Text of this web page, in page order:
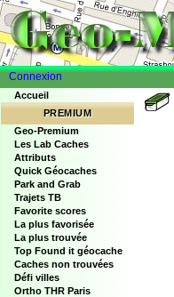
Connexion
Accueil
PREMIUM
Geo-Premium
Les Lab Caches
Attributs
Quick Géocaches
Park and Grab
Trajets TB
Favorite scores
La plus favorisée
La plus trouvée
Top Found it géocache
Caches non trouvées
Défi villes
Ortho THR Paris